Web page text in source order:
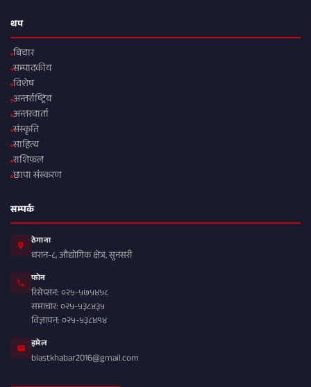
थप
बिचार
सम्पादकीय
विशेष
अन्तर्राष्ट्रिय
अन्तरवार्ता
संस्कृति
साहित्य
राशिफल
छापा संस्करण
सम्पर्क
ठेगाना
धरान-८, औद्योगिक क्षेत्र, सुनसरी
फोन
रिसेप्सन: ०२५-५७५४५८
समाचार: ०२५-५३८४३५
विज्ञापन: ०२५-५३८४१४
इमेल
blastkhabar2016@gmail.com